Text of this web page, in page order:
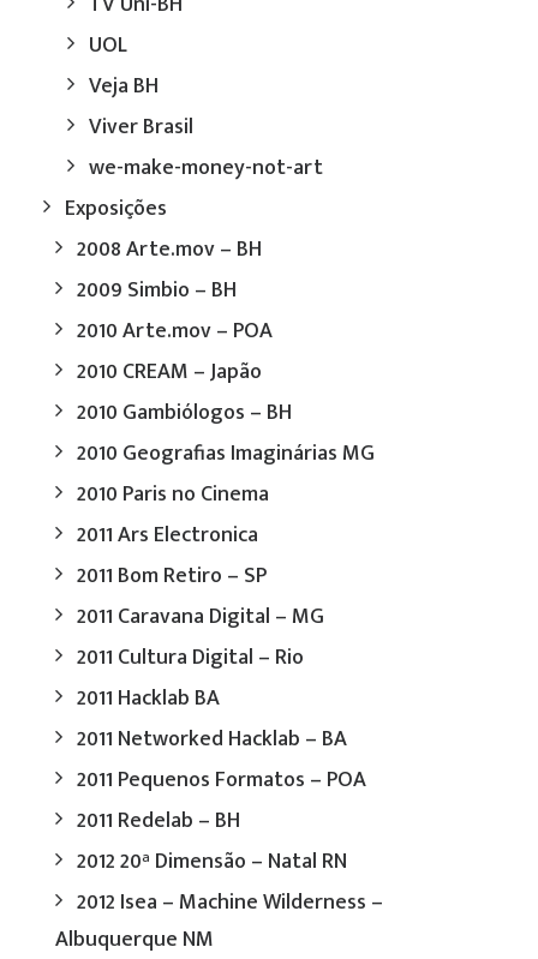
UOL
Veja BH
Viver Brasil
we-make-money-not-art
Exposições
2008 Arte.mov – BH
2009 Simbio – BH
2010 Arte.mov – POA
2010 CREAM – Japão
2010 Gambiólogos – BH
2010 Geografias Imaginárias MG
2010 Paris no Cinema
2011 Ars Electronica
2011 Bom Retiro – SP
2011 Caravana Digital – MG
2011 Cultura Digital – Rio
2011 Hacklab BA
2011 Networked Hacklab – BA
2011 Pequenos Formatos – POA
2011 Redelab – BH
2012 20ª Dimensão – Natal RN
2012 Isea – Machine Wilderness –
Albuquerque NM